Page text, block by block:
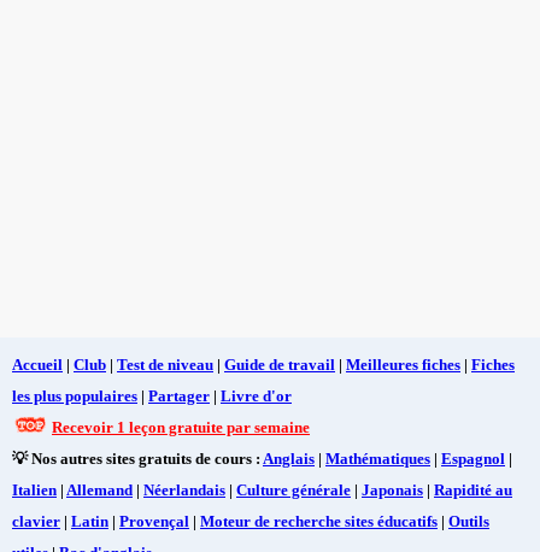
Accueil | Club | Test de niveau | Guide de travail | Meilleures fiches | Fiches
les plus populaires | Partager | Livre d'or
Recevoir 1 leçon gratuite par semaine
💡 Nos autres sites gratuits de cours : Anglais | Mathématiques | Espagnol |
Italien | Allemand | Néerlandais | Culture générale | Japonais | Rapidité au
clavier | Latin | Provençal | Moteur de recherche sites éducatifs | Outils